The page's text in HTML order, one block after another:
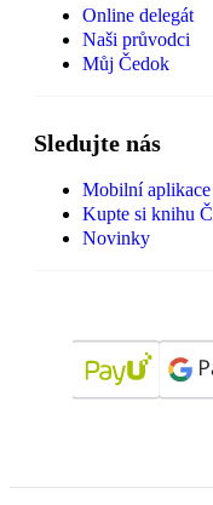
Online delegát
Naši průvodci
Můj Čedok
Sledujte nás
Mobilní aplikace
Kupte si knihu
Novinky